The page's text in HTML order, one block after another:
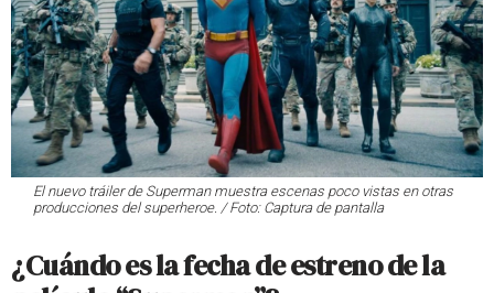
El nuevo tráiler de Superman muestra escenas poco vistas en otras
producciones del superheroe. / Foto: Captura de pantalla
¿Cuándo es la fecha de estreno de la